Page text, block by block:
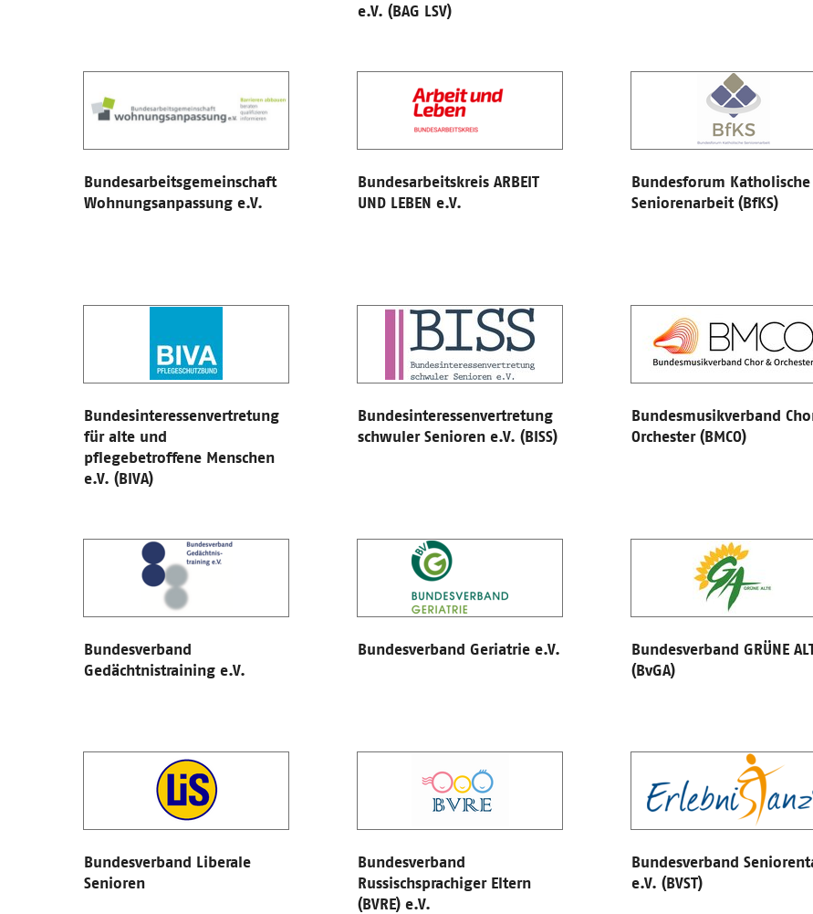
e.V. (BAG LSV)
Bundesarbeitsgemeinschaft
Wohnungsanpassung e.V.
Bundesarbeitskreis ARBEIT
UND LEBEN e.V.
Bundesforum Katholische
Seniorenarbeit (BfKS)
Bundesinteressenvertretung
für alte und
pflegebetroffene Menschen
e.V. (BIVA)
Bundesinteressenvertretung
schwuler Senioren e.V. (BISS)
Bundesmusikverband
Orchester (BMCO)
Bundesverband
Gedächtnistraining e.V.
Bundesverband Geriatrie e.V.
Bundesverband GRÜNE
(BvGA)
Bundesverband Liberale
Senioren
Bundesverband
Russischsprachiger Eltern
(BVRE) e.V.
Bundesverband
e.V. (BVST)